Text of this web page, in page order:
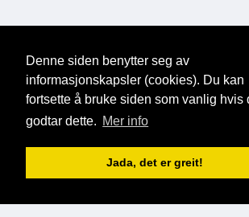
Denne siden benytter seg av
informasjonskapsler (cookies). Du kan
fortsette å bruke siden som vanlig hvis
godtar dette. Mer info
Jada, det er greit!